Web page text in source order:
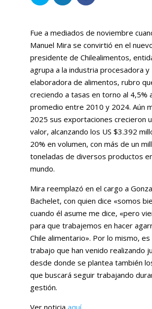
Fue a mediados de noviembre
Manuel Mira se convirtió en el
presidente de Chilealimentos,
agrupa a la industria procesadora y
elaboradora de alimentos, rubro
creciendo a tasas en torno al 4,5%
promedio entre 2010 y 2024. Aún
2025 sus exportaciones crecieron
valor, alcanzando los US $3.392
20% en volumen, con más de un
toneladas de diversos productos
mundo.
Mira reemplazó en el cargo a
Bachelet, con quien dice «somos
cuando él asume me dice, «pero
para que trabajemos en hacer
Chile alimentario». Por lo mismo,
trabajo que han venido realizando
desde donde se plantea también
que buscará seguir trabajando
gestión.